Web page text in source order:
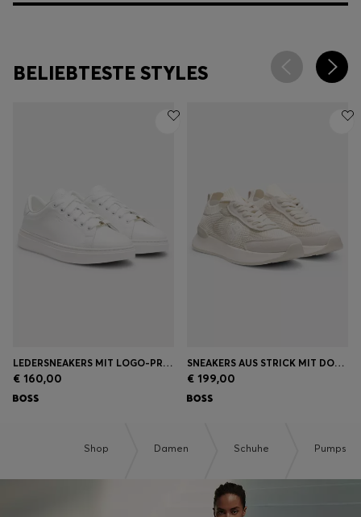
BELIEBTESTE STYLES
LEDERSNEAKERS MIT LOGO-PRÄGUNG
€ 160,00
SNEAKERS AUS STRICK MIT DOUBLE-B-MONOGRAMM
€ 199,00
Shop Damen Schuhe Pumps